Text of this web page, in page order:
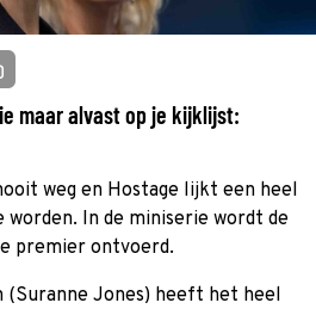
maar alvast op je kijklijst:
weg en Hostage lijkt een heel
worden. In de miniserie wordt de
premier ontvoerd.
(Suranne Jones) heeft het heel